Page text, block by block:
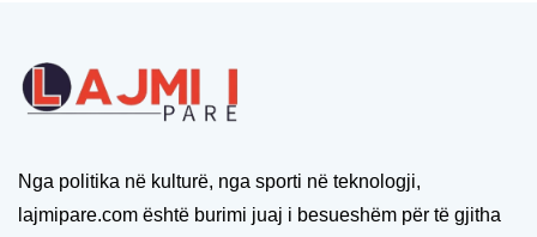
Nga politika në kulturë, nga sporti në teknologji,
lajmipare.com është burimi juaj i besueshëm për të gjitha